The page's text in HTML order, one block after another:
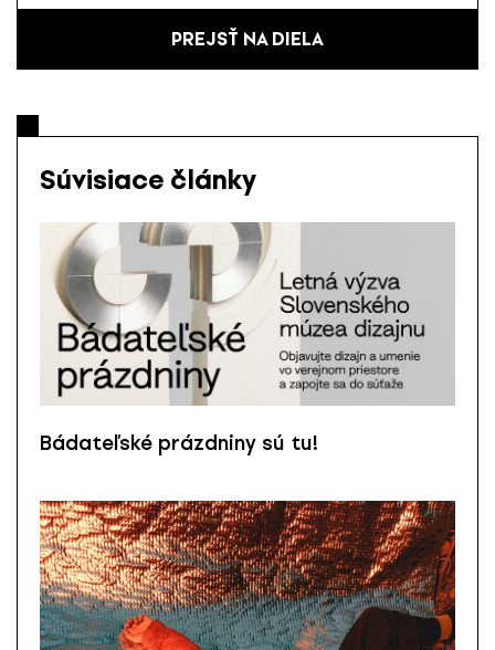
PREJSŤ NA DIELA
Súvisiace články
Bádateľské prázdniny sú tu!